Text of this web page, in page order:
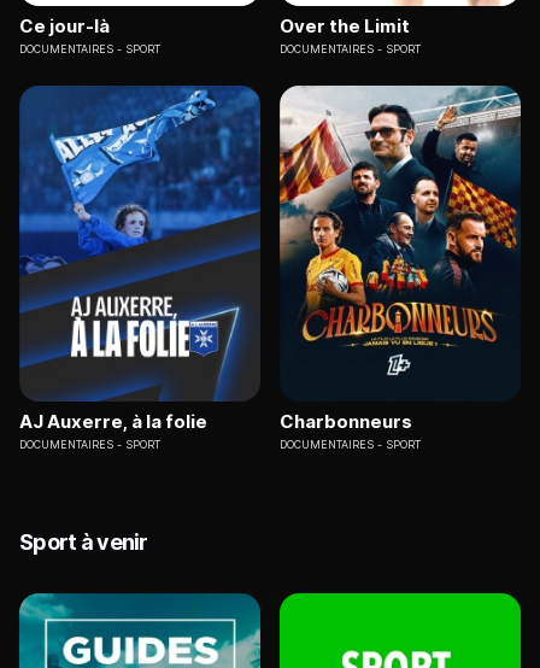
Ce jour-là
DOCUMENTAIRES SPORT
Over the Limit
DOCUMENTAIRES SPORT
AJ Auxerre, à la folie
DOCUMENTAIRES SPORT
Charbonneurs
DOCUMENTAIRES SPORT
Sport à venir